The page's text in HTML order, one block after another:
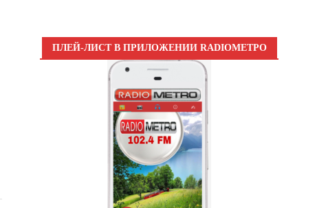
ПЛЕЙ-ЛИСТ В ПРИЛОЖЕНИИ RADIOМЕТРО